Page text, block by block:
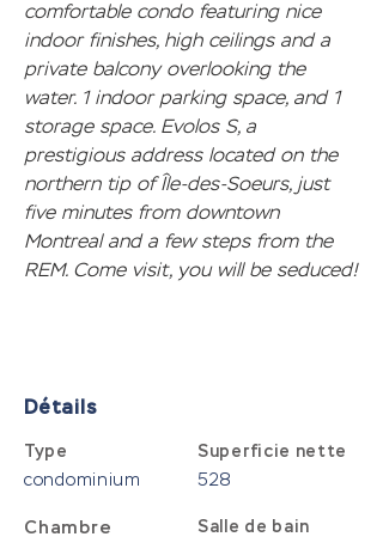
comfortable condo featuring nice
indoor finishes, high ceilings and a
private balcony overlooking the
water. 1 indoor parking space, and 1
storage space. Evolos S, a
prestigious address located on the
northern tip of Île-des-Soeurs, just
five minutes from downtown
Montreal and a few steps from the
REM. Come visit, you will be seduced!
Détails
Type
condominium
Chambre
Superficie nette
528
Salle de bain